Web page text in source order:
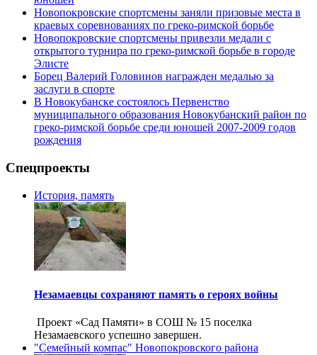
Новопокровские спортсмены заняли призовые места в
краевых соревнованиях по греко-римской борьбе
Новопокровские спортсмены привезли медали с
открытого турнира по греко-римской борьбе в городе
Элисте
Борец Валерий Головинов награжден медалью за
заслуги в спорте
В Новокубанске состоялось Первенство
муниципального образования Новокубанский район по
греко-римской борьбе среди юношей 2007-2009 годов
рождения
Спецпроекты
История, память
Незамаевцы сохраняют память о героях войны
Проект «Сад Памяти» в СОШ № 15 поселка
Незамаевского успешно завершен.
"Семейный компас" Новопокровского района